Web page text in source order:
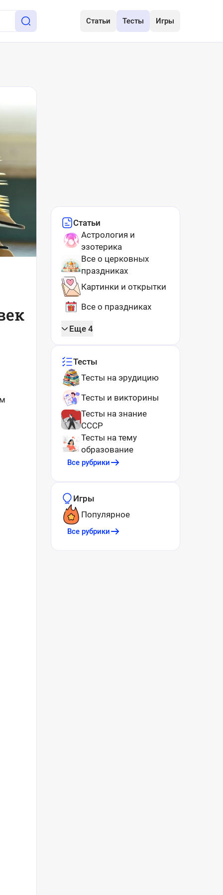
Статьи Тесты Игры
Статьи
Астрология и
эзотерика
Все о церковных
праздниках
Картинки и открытки
Все о праздниках
Еще 4
Тесты
Тесты на эрудицию
Тесты и викторины
Тесты на знание
СССР
Тесты на тему
образование
Все рубрики
Игры
Популярное
Все рубрики